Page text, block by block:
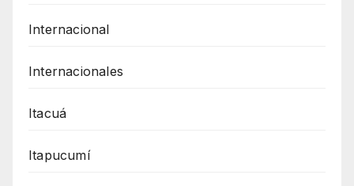
Internacional
Internacionales
Itacuá
Itapucumí